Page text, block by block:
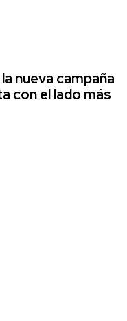
nueva campaña
con el lado más